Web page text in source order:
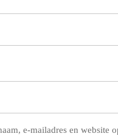
e-mailadres en website